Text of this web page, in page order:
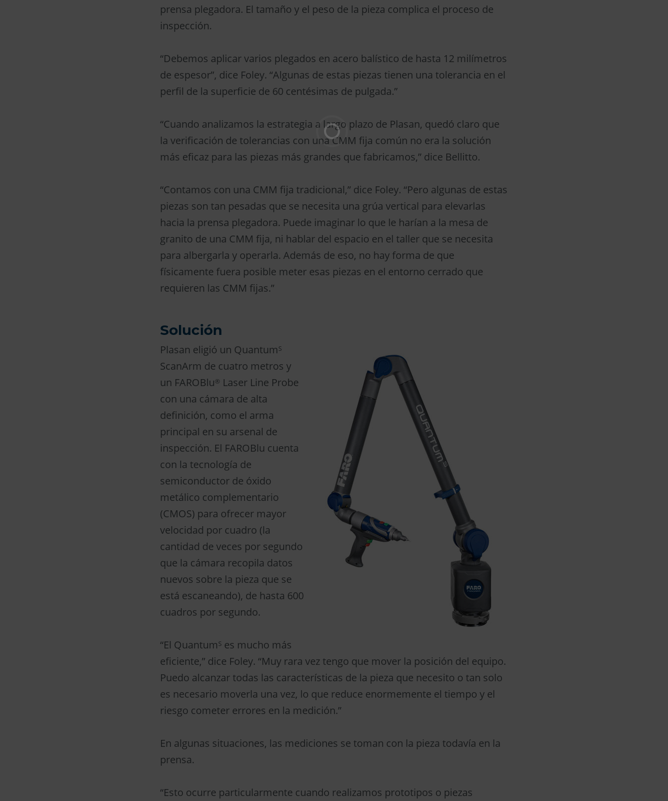
prensa plegadora. El tamaño y el peso de la pieza complica el proceso de
inspección.
“Debemos aplicar varios plegados en acero balístico de hasta 12 milímetros
de espesor”, dice Foley. “Algunas de estas piezas tienen una tolerancia en el
perfil de la superficie de 60 centésimas de pulgada.”
“Cuando analizamos la estrategia a largo plazo de Plasan, quedó claro que
la verificación de tolerancias con una CMM fija común no era la solución
más eficaz para las piezas más grandes que fabricamos,” dice Bellitto.
“Contamos con una CMM fija tradicional,” dice Foley. “Pero algunas de estas
piezas son tan pesadas que se necesita una grúa vertical para elevarlas
hacia la prensa plegadora. Puede imaginar lo que le harían a la mesa de
granito de una CMM fija, ni hablar del espacio en el taller que se necesita
para albergarla y operarla. Además de eso, no hay forma de que
físicamente fuera posible meter esas piezas en el entorno cerrado que
requieren las CMM fijas.”
Solución
Plasan eligió un QuantumS
ScanArm de cuatro metros y
un FAROBlu® Laser Line Probe
con una cámara de alta
definición, como el arma
principal en su arsenal de
inspección. El FAROBlu cuenta
con la tecnología de
semiconductor de óxido
metálico complementario
(CMOS) para ofrecer mayor
velocidad por cuadro (la
cantidad de veces por segundo
que la cámara recopila datos
nuevos sobre la pieza que se
está escaneando), de hasta 600
cuadros por segundo.
“El QuantumS es mucho más
eficiente,” dice Foley. “Muy rara vez tengo que mover la posición del equipo.
Puedo alcanzar todas las características de la pieza que necesito o tan solo
es necesario moverla una vez, lo que reduce enormemente el tiempo y el
riesgo cometer errores en la medición.”
En algunas situaciones, las mediciones se toman con la pieza todavía en la
prensa.
“Esto ocurre particularmente cuando realizamos prototipos o piezas